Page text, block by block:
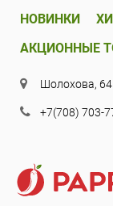
НОВИНКИ
АКЦИОННЫЕ
Шолохова, 64
+7(708) 703-